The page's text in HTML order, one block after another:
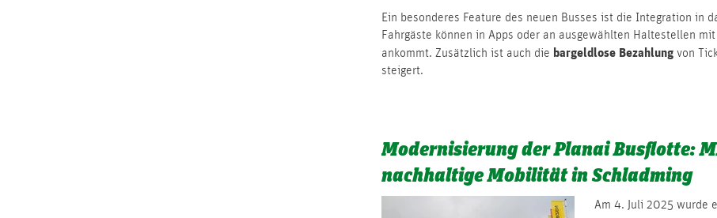
Ein besonderes Feature des neuen Busses ist die Integration in
Fahrgäste können in Apps oder an ausgewählten Haltestellen
ankommt. Zusätzlich ist auch die bargeldlose Bezahlungvon
steigert.
Modernisierung der Planai Busflotte:
nachhaltige Mobilität in Schladming
Am 4. Juli 2025 wurde